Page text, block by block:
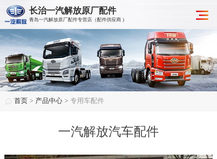
长治一汽解放原厂配件
青岛一汽解放原厂配件专营店（配件供应商 )
首页 > 产品中心 > 专用车配件
一汽解放汽车配件